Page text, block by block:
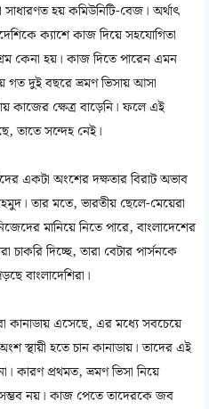
হয় কমিউনিটি-বেজ। অর্থাৎ
ক্যাশে কাজ দিয়ে সহযোগিতা
কেনা হয়। কাজ দিতে পারেন এমন
গত দুই বছরে ভ্রমণ ভিসায় আসা
কাজের ক্ষেত্র বাড়েনি। ফলে এই
তাতে সন্দেহ নেই।
একটা অংশের দক্ষতার বিরাট অভাব
তার মতে, ভারতীয় ছেলে-মেয়েরা
মানিয়ে নিতে পারে, বাংলাদেশের
চাকরি দিচ্ছে, তারা বেটার পার্সনকে
বাংলাদেশিরা।
কানাডায় এসেছে, এর মধ্যে সবচেয়ে
স্থায়ী হতে চান কানাডায়। তাদের এই
কারণ প্রথমত, ভ্রমণ ভিসা নিয়ে
নয়। কাজ পেতে তাদেরকে জব